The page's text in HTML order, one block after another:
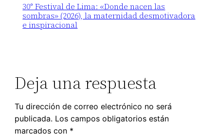
30° Festival de Lima: «Donde nacen las
sombras» (2026), la maternidad desmotivadora
e inspiracional
Deja una respuesta
Tu dirección de correo electrónico no será
publicada. Los campos obligatorios están
marcados con *